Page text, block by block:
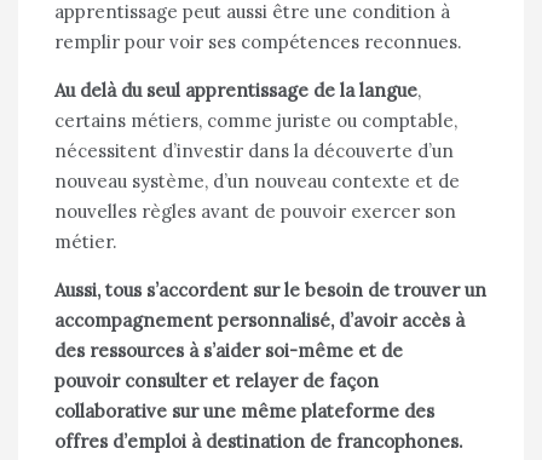
apprentissage peut aussi être une condition à
remplir pour voir ses compétences reconnues.
Au delà du seul apprentissage de la langue,
certains métiers, comme juriste ou comptable,
nécessitent d’investir dans la découverte d’un
nouveau système, d’un nouveau contexte et de
nouvelles règles avant de pouvoir exercer son
métier.
Aussi, tous s’accordent sur le besoin de trouver un
accompagnement personnalisé, d’avoir accès à
des ressources à s’aider soi-même et de
pouvoir consulter et relayer de façon
collaborative sur une même plateforme des
offres d’emploi à destination de francophones.